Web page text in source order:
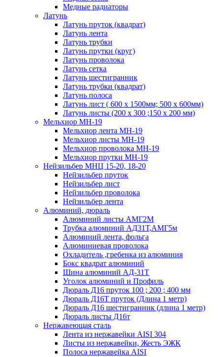
Медные радиаторы
Латунь
Латунь пруток (квадрат)
Латунь лента
Латунь трубки
Латунь прутки (круг)
Латунь проволока
Латунь сетка
Латунь шестигранник
Латунь трубки (квадрат)
Латунь полоса
Латунь лист ( 600 х 1500мм; 500 х 600мм)
Латунь листы (200 х 300 ;150 х 200 мм)
Мельхиор МН-19
Мельхиор лента МН-19
Мельхиор листы МН-19
Мельхиор проволока МН-19
Мельхиор прутки МН-19
Нейзильбер МНЦ 15-20, 18-20
Нейзильбер пруток
Нейзильбер лист
Нейзильбер проволока
Нейзильбер лента
Алюминий, дюраль
Алюминий листы АМГ2М
Трубка алюминий АД31Т,АМГ5м
Алюминий лента, фольга
Алюминиевая проволока
Охладитель ,гребенка из алюминия
Бокс квадрат алюминий
Шина алюминий АД-31Т
Уголок алюминий и Профиль
Дюраль Д16 пруток 100 ; 200 ; 400 мм
Дюраль Д16Т пруток (Длина 1 метр)
Дюраль Д16 шестигранник (длина 1 метр)
Дюраль листы Д16т
Нержавеющая сталь
Лента из нержавейки AISI 304
Листы из нержавейки, Жесть ЭЖК
Полоса нержавейка АISI